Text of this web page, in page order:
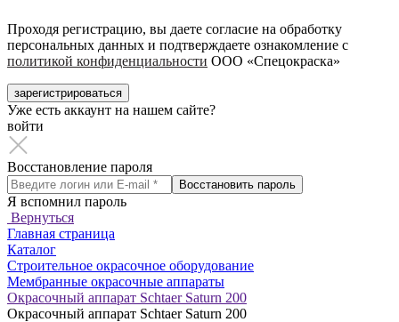
Проходя регистрацию, вы даете согласие на обработку
персональных данных и подтверждаете ознакомление с
политикой конфиденциальности ООО «Спецокраска»
зарегистрироваться
Уже есть аккаунт на нашем сайте?
войти
Восстановление пароля
Восстановить пароль
Я вспомнил пароль
Вернуться
Главная страница
Каталог
Строительное окрасочное оборудование
Мембранные окрасочные аппараты
Окрасочный аппарат Schtaer Saturn 200
Окрасочный аппарат Schtaer Saturn 200